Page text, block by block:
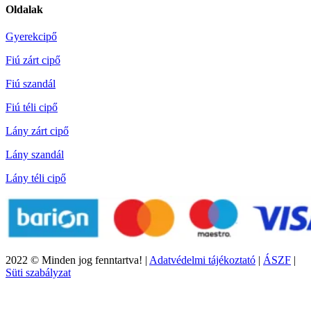
Oldalak
Gyerekcipő
Fiú zárt cipő
Fiú szandál
Fiú téli cipő
Lány zárt cipő
Lány szandál
Lány téli cipő
2022 © Minden jog fenntartva! | Adatvédelmi tájékoztató | ÁSZF |
Süti szabályzat